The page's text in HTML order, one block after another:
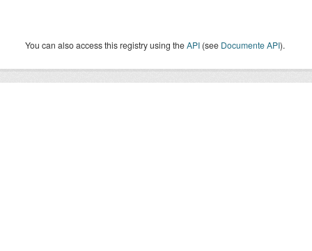
You can also access this registry using theAPI (see Documente API).